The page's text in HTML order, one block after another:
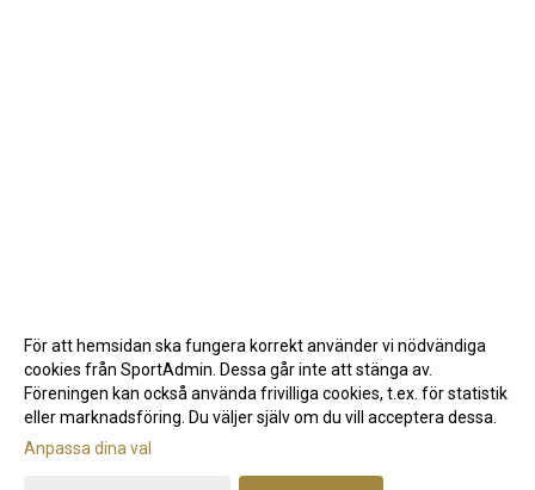
Gå till Webbversion
För att hemsidan ska fungera korrekt använder vi nödvändiga
cookies från SportAdmin. Dessa går inte att stänga av.
Föreningen kan också använda frivilliga cookies, t.ex. för statistik
eller marknadsföring. Du väljer själv om du vill acceptera dessa.
Anpassa dina val